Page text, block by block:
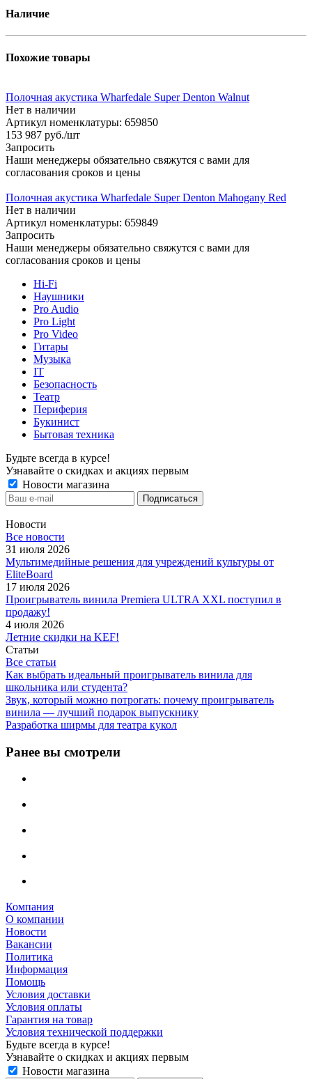
Наличие
Похожие товары
Полочная акустика Wharfedale Super Denton Walnut
Нет в наличии
Артикул номенклатуры: 659850
153 987 руб./шт
Запросить
Наши менеджеры обязательно свяжутся с вами для
согласования сроков и цены
Полочная акустика Wharfedale Super Denton Mahogany Red
Нет в наличии
Артикул номенклатуры: 659849
Запросить
Наши менеджеры обязательно свяжутся с вами для
согласования сроков и цены
Hi-Fi
Наушники
Pro Audio
Pro Light
Pro Video
Гитары
Музыка
IT
Безопасность
Театр
Периферия
Букинист
Бытовая техника
Будьте всегда в курсе!
Узнавайте о скидках и акциях первым
Новости магазина
Новости
Все новости
31 июля 2026
Мультимедийные решения для учреждений культуры от
EliteBoard
17 июля 2026
Проигрыватель винила Premiera ULTRA XXL поступил в
продажу!
4 июля 2026
Летние скидки на KEF!
Статьи
Все статьи
Как выбрать идеальный проигрыватель винила для
школьника или студента?
Звук, который можно потрогать: почему проигрыватель
винила — лучший подарок выпускнику
Разработка ширмы для театра кукол
Ранее вы смотрели
Компания
О компании
Новости
Вакансии
Политика
Информация
Помощь
Условия доставки
Условия оплаты
Гарантия на товар
Условия технической поддержки
Будьте всегда в курсе!
Узнавайте о скидках и акциях первым
Новости магазина